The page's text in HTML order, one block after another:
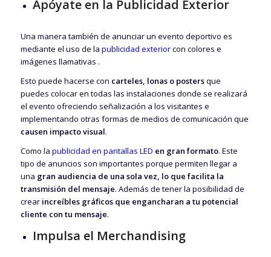
Apóyate en la Publicidad Exterior
Una manera también de anunciar un evento deportivo es
mediante el uso de la publicidad exteriorcon colores e
imágenes llamativas .
Esto puede hacerse con carteles, lonas o postersque
puedes colocar en todas las instalaciones donde se realizará
el evento ofreciendo señalización a los visitantes e
implementando otras formas de medios de comunicación que
causen impacto visual.
Como la publicidad en pantallas LED en gran formato. Este
tipo de anuncios son importantes porque permiten llegar a
una gran audiencia de una sola vez, lo que facilita la
transmisión del mensaje. Además de tener la posibilidad de
crear increíbles gráficos que engancharan a tu potencial
cliente con tu mensaje.
Impulsa el Merchandising